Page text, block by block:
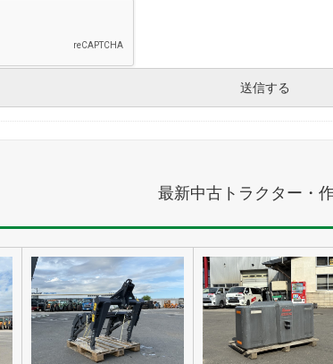
最新中古トラクター・